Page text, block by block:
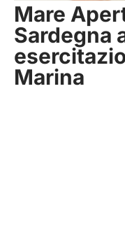
Mare
Sardegna
Marina